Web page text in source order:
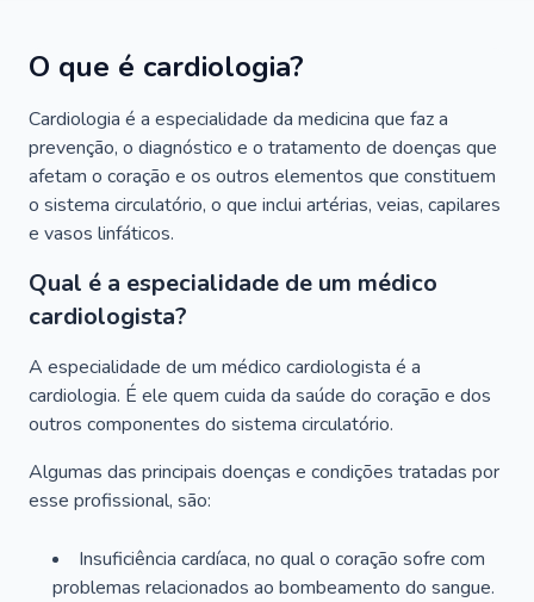
O que é cardiologia?
Cardiologia é a especialidade da medicina que faz a
prevenção, o diagnóstico e o tratamento de doenças que
afetam o coração e os outros elementos que constituem
o sistema circulatório, o que inclui artérias, veias, capilares
e vasos linfáticos.
Qual é a especialidade de um médico
cardiologista?
A especialidade de um médico cardiologista é a
cardiologia. É ele quem cuida da saúde do coração e dos
outros componentes do sistema circulatório.
Algumas das principais doenças e condições tratadas por
esse profissional, são:
Insuficiência cardíaca, no qual o coração sofre com
problemas relacionados ao bombeamento do sangue.